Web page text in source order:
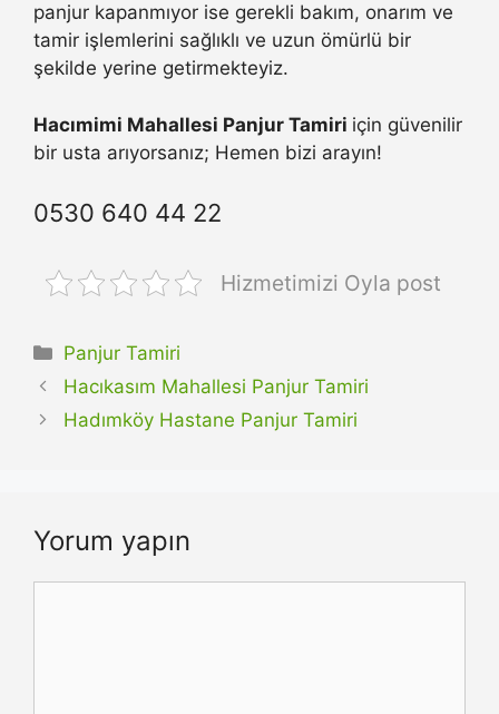
panjur kapanmıyor ise gerekli bakım, onarım ve
tamir işlemlerini sağlıklı ve uzun ömürlü bir
şekilde yerine getirmekteyiz.
Hacımimi Mahallesi Panjur Tamiri için güvenilir
bir usta arıyorsanız; Hemen bizi arayın!
0530 640 44 22
Hizmetimizi Oyla post
Kategoriler
Panjur Tamiri
Hacıkasım Mahallesi Panjur Tamiri
Hadımköy Hastane Panjur Tamiri
Yorum yapın